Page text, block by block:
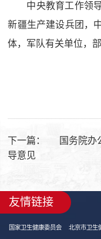
中央教育工作领
新疆生产建设兵团，
体，军队有关单位，
下一篇：
国务院办
导意见
友情链接
国家卫生健康委员会 北京市卫生